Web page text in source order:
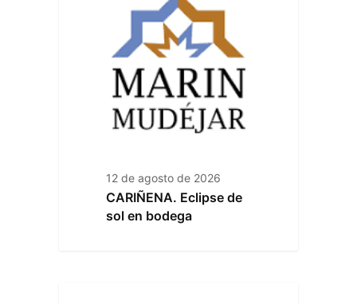
12 de agosto de 2026
CARIÑENA. Eclipse de
sol en bodega